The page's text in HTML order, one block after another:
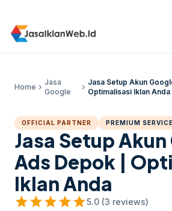
Home chevron_right
Jasa
Google
chevron_right
Jasa Setup Akun
Optimalisasi Iklan Anda
OFFICIAL PARTNER PREMIUM SERVICE
Jasa Setup
Ads Depok |
Iklan Anda
starstarstarstarstar5.0 (3 reviews)